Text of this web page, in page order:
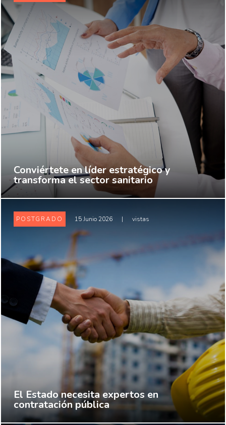
Conviértete en líder estratégico y
transforma el sector sanitario
POSTGRADO 15 Junio 2026 | vistas
El Estado necesita expertos en
contratación pública